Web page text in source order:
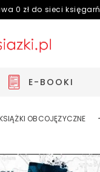
0 zł do sieci księgarń
E-BOOKI
OBCOJĘZYCZNE